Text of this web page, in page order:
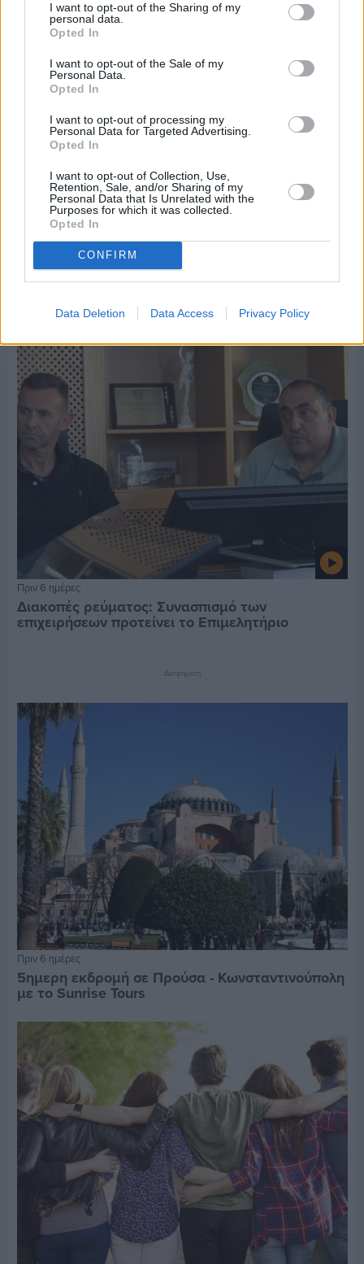
I want to opt-out of the Sharing of my
personal data.
Opted In
I want to opt-out of the Sale of my
Personal Data.
Opted In
I want to opt-out of processing my
Personal Data for Targeted Advertising.
Opted In
I want to opt-out of Collection, Use,
Retention, Sale, and/or Sharing of my
Personal Data that Is Unrelated with the
Purposes for which it was collected.
Opted In
CONFIRM
Data Deletion Data Access Privacy Policy
Πριν 6 ημέρες
Εργασίες ασφαλτόστρωσης σε τρεις οδούς του
Πριν 6 ημέρες
Διακοπές ρεύματος: Συνασπισμό των
επιχειρήσεων προτείνει το Επιμελητήριο
Διαφήμιση
Πριν 6 ημέρες
5ημερη εκδρομή σε Προύσα - Κωνσταντινούπολη
με το Sunrise Tours